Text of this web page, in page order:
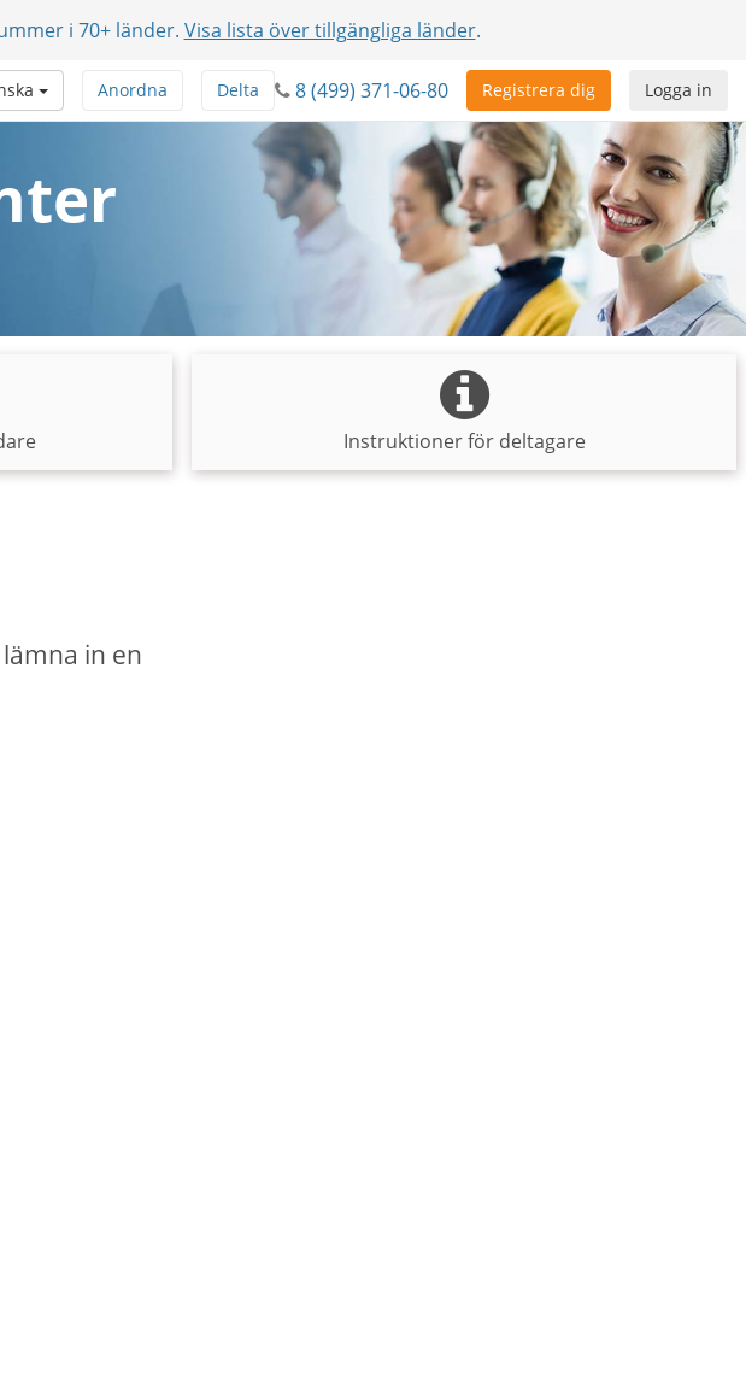
i 70+ länder. Visa lista över tillgängliga länder.
Logga in
Registrera dig
8 (499) 371-06-80
Delta
Anordna
Instruktioner för deltagare
in en